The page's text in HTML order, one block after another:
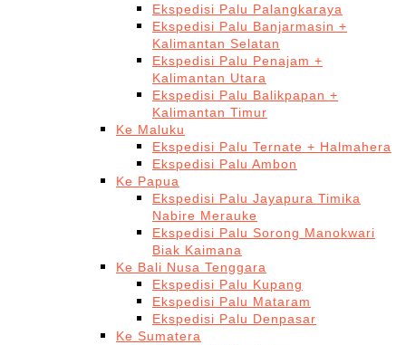
Ekspedisi Palu Palangkaraya
Ekspedisi Palu Banjarmasin +
Kalimantan Selatan
Ekspedisi Palu Penajam +
Kalimantan Utara
Ekspedisi Palu Balikpapan +
Kalimantan Timur
Ke Maluku
Ekspedisi Palu Ternate + Halmahera
Ekspedisi Palu Ambon
Ke Papua
Ekspedisi Palu Jayapura Timika
Nabire Merauke
Ekspedisi Palu Sorong Manokwari
Biak Kaimana
Ke Bali Nusa Tenggara
Ekspedisi Palu Kupang
Ekspedisi Palu Mataram
Ekspedisi Palu Denpasar
Ke Sumatera